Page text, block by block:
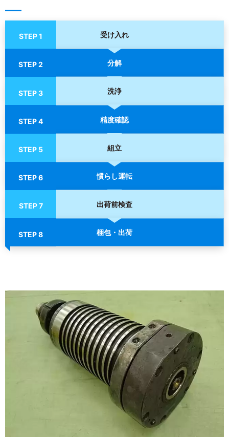
STEP 1 受け入れ
STEP 2 分解
STEP 3 洗浄
STEP 4 精度確認
STEP 5 組立
STEP 6 慣らし運転
STEP 7 出荷前検査
STEP 8 梱包・出荷